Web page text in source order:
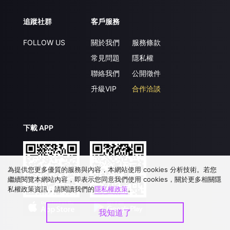
追蹤社群
FOLLOW US
客戶服務
關於我們
常見問題
聯絡我們
升級VIP
服務條款
隱私權
公開徵件
合作洽談
下載 APP
為提供您更多優質的服務與內容，本網站使用 cookies 分析技術。若您
繼續閱覽本網站內容，即表示您同意我們使用 cookies，關於更多相關隱
私權政策資訊，請閱讀我們的隱私權政策。
我知道了